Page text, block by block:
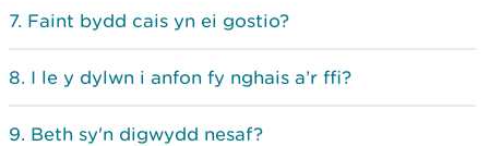
Faint bydd cais yn ei gostio?
I le y dylwn i anfon fy nghais a’r ffi?
Beth sy'n digwydd nesaf?